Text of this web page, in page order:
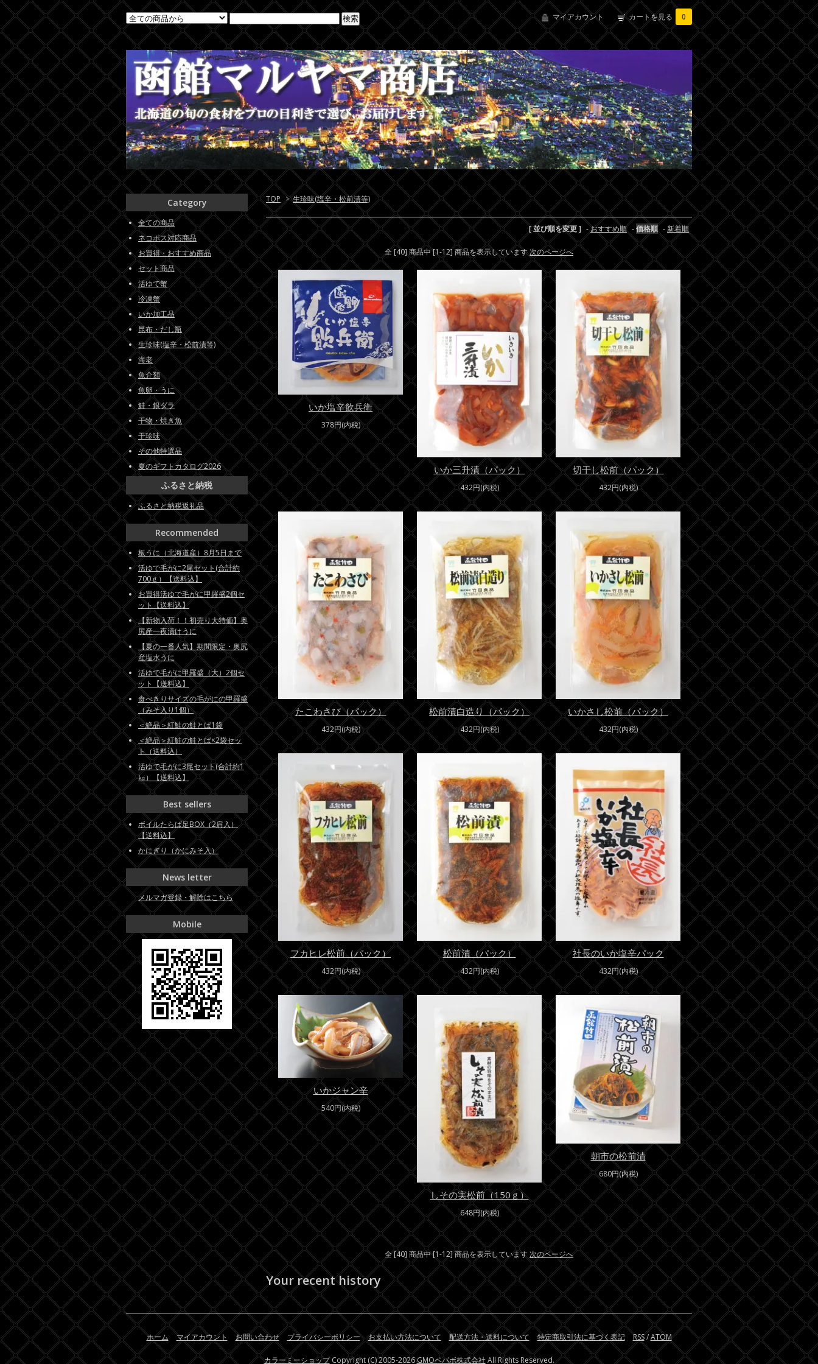
マイアカウント カートを見る 0
TOP > 生珍味(塩辛・松前漬等)
[ 並び順を変更 ] -おすすめ順 -価格順 - 新着順
全 [40] 商品中 [1-12] 商品を表示しています次のページへ
いか塩辛飲兵衛
378円(内税)
いか三升漬（パック）
432円(内税)
切干し松前（パック）
432円(内税)
たこわさび（パック）
432円(内税)
松前漬白造り（パック）
432円(内税)
いかさし松前（パック）
432円(内税)
フカヒレ松前（パック）
432円(内税)
松前漬（パック）
432円(内税)
社長のいか塩辛パック
432円(内税)
いかジャン辛
540円(内税)
しその実松前（150ｇ）
648円(内税)
朝市の松前漬
680円(内税)
全 [40] 商品中 [1-12] 商品を表示しています 次のページへ
Your recent history
Category
全ての商品
ネコポス対応商品
お買得・おすすめ商品
セット商品
活ゆで蟹
冷凍蟹
いか加工品
昆布・だし瓶
生珍味(塩辛・松前漬等)
海老
魚介類
魚卵・うに
鮭・銀ダラ
干物・焼き魚
干珍味
その他特選品
夏のギフトカタログ2026
ふるさと納税
ふるさと納税返礼品
Recommended
板うに（北海道産）8月5日まで
活ゆで毛がに2尾セット(合計約
700ｇ）【送料込】
お買得活ゆで毛がに甲羅盛2個セ
ット【送料込】
【新物入荷！！初売り大特価】奥
尻産一夜漬けうに
【夏の一番人気】期間限定・奥尻
産塩水うに
活ゆで毛がに甲羅盛（大）2個セ
ット【送料込】
食べきりサイズの毛がにの甲羅盛
（みそ入り1個）
＜絶品＞紅鮭の鮭とば1袋
＜絶品＞紅鮭の鮭とば×2袋セッ
ト（送料込）
活ゆで毛がに3尾セット(合計約1
㎏）【送料込】
Best sellers
ボイルたらば足BOX（2肩入）
【送料込】
かにぎり（かにみそ入）
News letter
メルマガ登録・解除はこちら
Mobile
ホーム マイアカウント お問い合わせ プライバシーポリシー お支払い方法について 配送方法・送料について 特定商取引法に基づく表記 RSS/ATOM
カラーミーショップCopyright (C) 2005-2026GMOペパボ株式会社 All Rights Reserved.